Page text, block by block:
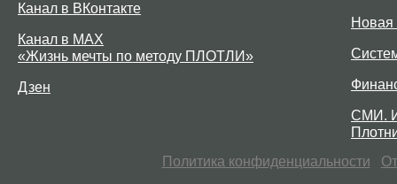
Канал в ВКонтакте
Канал в MAX
«Жизнь мечты по методу ПЛОТЛИ»
Дзен
Новая
СМИ.
Политика конфиденциальности